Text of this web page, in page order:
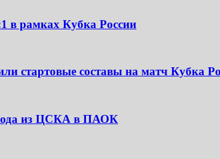
в рамках Кубка России
стартовые составы на матч Кубка
из ЦСКА в ПАОК